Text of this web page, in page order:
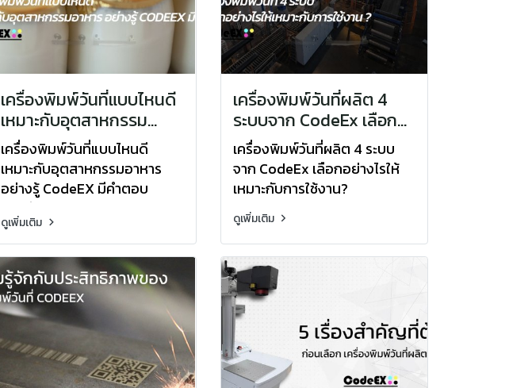
เครื่องพิมพ์วันที่แบบไหนดี
เหมาะกับอุตสาหกรรม
อาหาร อย่างรู้ CodeEX มี
คำตอบ
เครื่องพิมพ์วันที่แบบไหนดี
เหมาะกับอุตสาหกรรมอาหาร
อย่างรู้ CodeEX มีคำตอบ
ปัจจุบันในอุตสาหากรรมอาหาร
หลายๆ บริษัทได้นำเครื่องพิมพ์
วันที่มาใช้เกี่ยวกับอุตสาหกรรม
อาหารมากขึ้น โดยมักจำนำมาใช้
กับพิมพ์ฉลากข้างบรรจุภันฑ์
เพื่อให้ข้อมูลเกี่ยวกับสารอาหาร
ส่วนผสม และข้อมูลต่างๆ
ดูเพิ่มเติม
เครื่องพิมพ์วันที่ผลิต 4
ระบบจาก CodeEx เลือก
อย่างไรให้เหมาะกับการใช้
งาน?
เครื่องพิมพ์วันที่ผลิต 4 ระบบ
จาก CodeEx เลือกอย่างไรให้
เหมาะกับการใช้งาน?
ดูเพิ่มเติม